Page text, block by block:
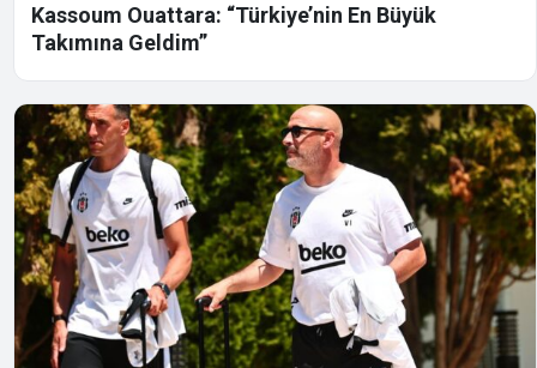
Kassoum Ouattara: “Türkiye’nin En Büyük
Takımına Geldim”